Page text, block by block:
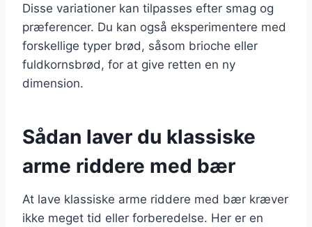
Disse variationer kan tilpasses efter smag og
præferencer. Du kan også eksperimentere med
forskellige typer brød, såsom brioche eller
fuldkornsbrød, for at give retten en ny
dimension.
Sådan laver du klassiske
arme riddere med bær
At lave klassiske arme riddere med bær kræver
ikke meget tid eller forberedelse. Her er en